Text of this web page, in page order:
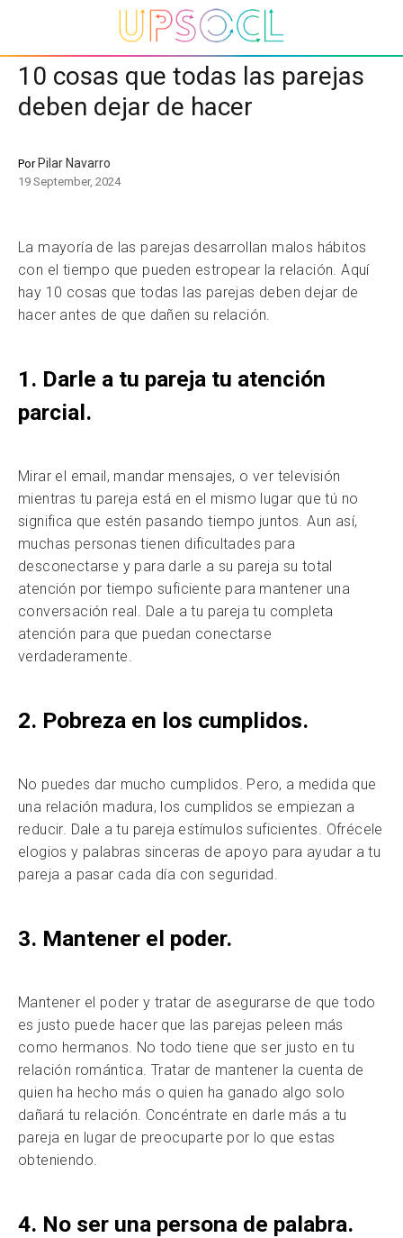
10 cosas que todas las parejas
deben dejar de hacer
Por Pilar Navarro
19 September, 2024
La mayoría de las parejas desarrollan malos hábitos
con el tiempo que pueden estropear la relación. Aquí
hay 10 cosas que todas las parejas deben dejar de
hacer antes de que dañen su relación.
1. Darle a tu pareja tu atención
parcial.
Mirar el email, mandar mensajes, o ver televisión
mientras tu pareja está en el mismo lugar que tú no
significa que estén pasando tiempo juntos. Aun así,
muchas personas tienen dificultades para
desconectarse y para darle a su pareja su total
atención por tiempo suficiente para mantener una
conversación real. Dale a tu pareja tu completa
atención para que puedan conectarse
verdaderamente.
2. Pobreza en los cumplidos.
No puedes dar mucho cumplidos. Pero, a medida que
una relación madura, los cumplidos se empiezan a
reducir. Dale a tu pareja estímulos suficientes. Ofrécele
elogios y palabras sinceras de apoyo para ayudar a tu
pareja a pasar cada día con seguridad.
3. Mantener el poder.
Mantener el poder y tratar de asegurarse de que todo
es justo puede hacer que las parejas peleen más
como hermanos. No todo tiene que ser justo en tu
relación romántica. Tratar de mantener la cuenta de
quien ha hecho más o quien ha ganado algo solo
dañará tu relación. Concéntrate en darle más a tu
pareja en lugar de preocuparte por lo que estas
obteniendo.
4. No ser una persona de palabra.